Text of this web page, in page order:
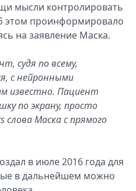
мысли контролировать
проинформировало
на заявление Маска.
судя по всему,
с нейронными
известно. Пациент
по экрану, просто
слова Маска с прямого
в июле 2016 года для
в дальнейшем можно